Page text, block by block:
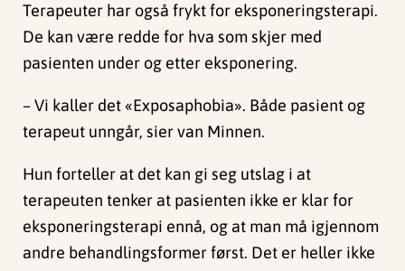
Terapeuter har også frykt for eksponeringsterapi.
De kan være redde for hva som skjer med
pasienten under og etter eksponering.
– Vi kaller det «Exposaphobia». Både pasient og
terapeut unngår, sier van Minnen.
Hun forteller at det kan gi seg utslag i at
terapeuten tenker at pasienten ikke er klar for
eksponeringsterapi ennå, og at man må igjennom
andre behandlingsformer først. Det er heller ikke